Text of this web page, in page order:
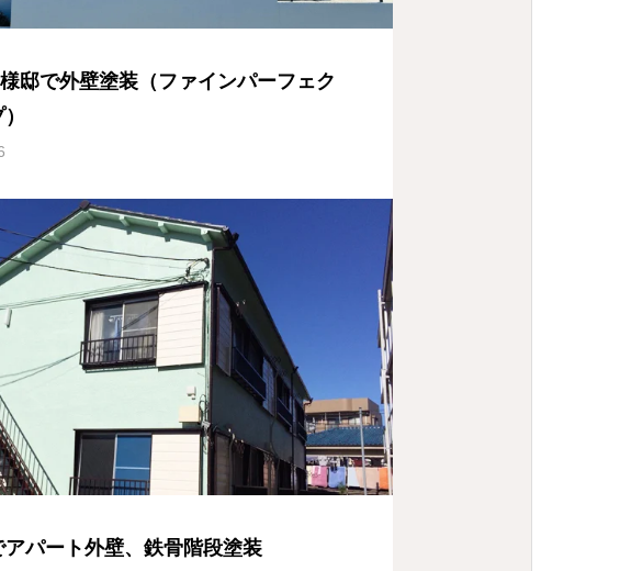
邸で外壁塗装（ファインパーフェク
アパート外壁、鉄骨階段塗装